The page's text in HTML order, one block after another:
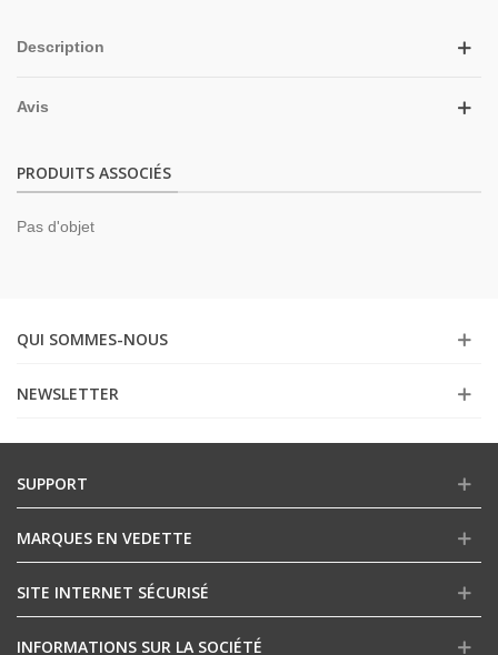
Description
Avis
PRODUITS ASSOCIÉS
Pas d'objet
QUI SOMMES-NOUS
NEWSLETTER
SUPPORT
MARQUES EN VEDETTE
SITE INTERNET SÉCURISÉ
INFORMATIONS SUR LA SOCIÉTÉ